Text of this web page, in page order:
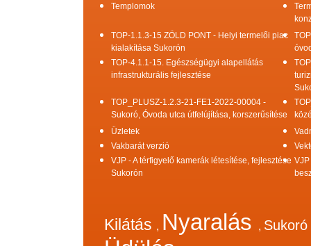
Templomok
TOP-1.1.3-15 ZÖLD PONT - Helyi termelői piac
kialakítása Sukorón
TOP-4.1.1-15. Egészségügyi alapellátás
infrastrukturális fejlesztése
TOP_PLUSZ-1.2.3-21-FE1-2022-00004 -
Sukoró, Óvoda utca útfelújítása, korszerűsítése
Üzletek
Vakbarát verzió
VJP - A térfigyelő kamerák létesítése, fejlesztése
Sukorón
Kilátás , Nyaralás , Sukoró